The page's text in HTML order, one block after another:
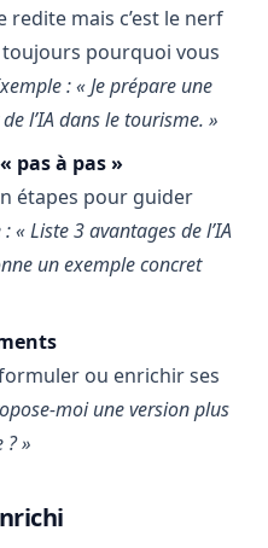
redite mais c’est le nerf
pourquoi vous
: « Je prépare une
l’IA dans le tourisme. »
pas à pas »
étapes pour guider
« Liste 3 avantages de l’IA
un exemple concret
ou enrichir ses
moi une version plus
»